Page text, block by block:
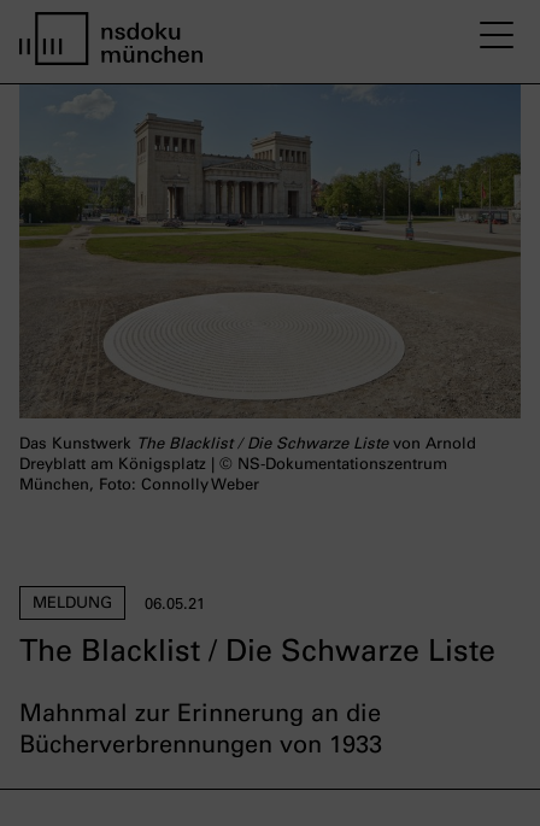
Das Kunstwerk The Blacklist / Die Schwarze Liste von Arnold
Dreyblatt am Königsplatz | © NS-Dokumentationszentrum
München, Foto: Connolly Weber
MELDUNG 06.05.21
The Blacklist / Die Schwarze Liste
Mahnmal zur Erinnerung an die
Bücherverbrennungen von 1933